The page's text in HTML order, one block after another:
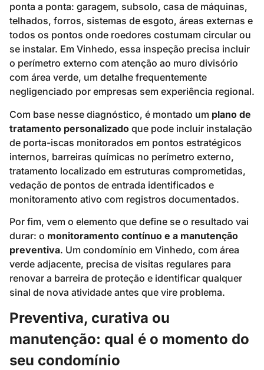
ponta a ponta: garagem, subsolo, casa de máquinas,
telhados, forros, sistemas de esgoto, áreas externas e
todos os pontos onde roedores costumam circular ou
se instalar. Em Vinhedo, essa inspeção precisa incluir
o perímetro externo com atenção ao muro divisório
com área verde, um detalhe frequentemente
negligenciado por empresas sem experiência regional.
Com base nesse diagnóstico, é montado um plano de
tratamento personalizado que pode incluir instalação
de porta-iscas monitorados em pontos estratégicos
internos, barreiras químicas no perímetro externo,
tratamento localizado em estruturas comprometidas,
vedação de pontos de entrada identificados e
monitoramento ativo com registros documentados.
Por fim, vem o elemento que define se o resultado vai
durar: o monitoramento contínuo e a manutenção
preventiva. Um condomínio em Vinhedo, com área
verde adjacente, precisa de visitas regulares para
renovar a barreira de proteção e identificar qualquer
sinal de nova atividade antes que vire problema.
Preventiva, curativa ou
manutenção: qual é o momento do
seu condomínio